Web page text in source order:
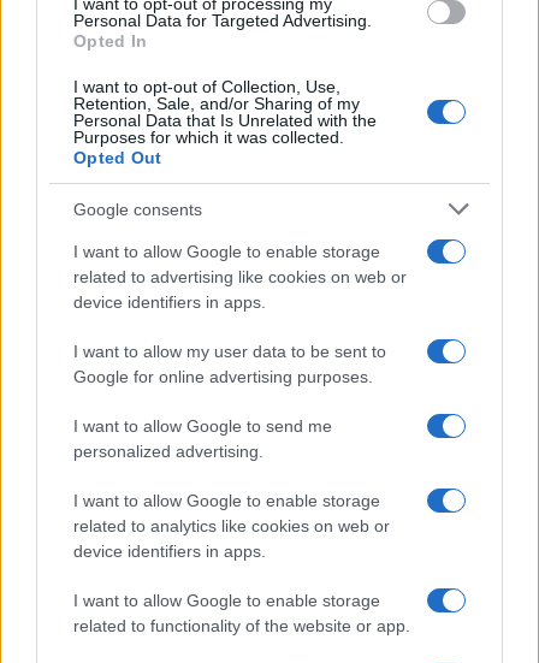
Personal Data for Targeted Advertising.
Opted In
I want to opt-out of Collection, Use,
Retention, Sale, and/or Sharing of my
Personal Data that Is Unrelated with the
Purposes for which it was collected.
Opted Out
Google consents
I want to allow Google to enable storage
related to advertising like cookies on web or
device identifiers in apps.
I want to allow my user data to be sent to
Google for online advertising purposes.
I want to allow Google to send me
personalized advertising.
I want to allow Google to enable storage
related to analytics like cookies on web or
device identifiers in apps.
I want to allow Google to enable storage
related to functionality of the website or app.
Outubro
de 2023
$
194,11
$
$ 211,58 8%
Novembro
de 2023
$
219,35
$
199,61
$ 247,86
223,73
13%
Dezembro
de 2023
$
Previsão de preços para 2024
Encontro Preço Mínimo Máximo
variação
Janeiro de
$
239,26
$
205,77
$ 275,15 8%
Fevereiro
de 2024
$
236,87
$
225,03
$ 251,08
$
238,06
-1%
239,24
210,53
244,02